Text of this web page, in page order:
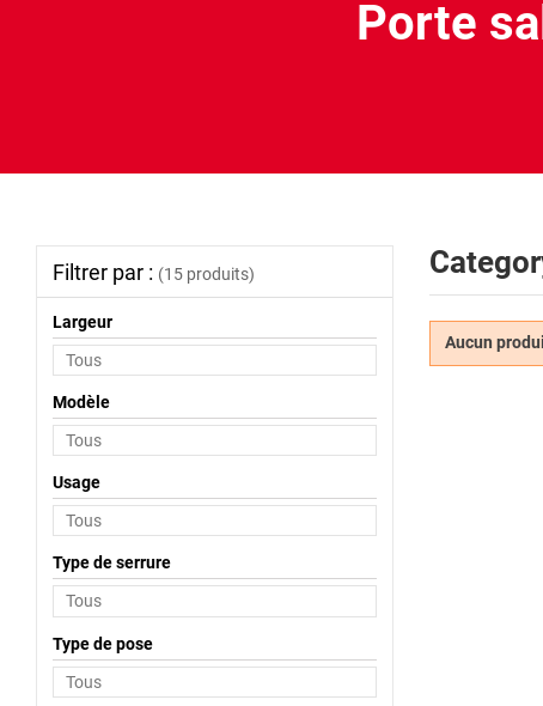
Porte
Aucun
Filtrer par : (15 produits)
Largeur
Modèle
Usage
Type de serrure
Type de pose